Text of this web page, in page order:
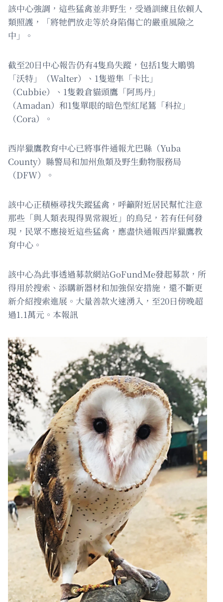
該中心強調，這些猛禽並非野生，受過訓練且依賴人
類照護，「將牠們放走等於身陷傷亡的嚴重風險之
中」。
截至20日中心報告仍有4隻鳥失蹤，包括1隻大鵰鴞
「沃特」（Walter）、1隻遊隼「卡比」
（Cubbie）、1隻穀倉貓頭鷹「阿馬丹」
（Amadan）和1隻單眼的暗色型紅尾鵟「科拉」
（Cora）。
西岸獵鷹教育中心已將事件通報尤巴縣（Yuba
County）縣警局和加州魚類及野生動物服務局
（DFW）。
該中心正積極尋找失蹤猛禽，呼籲附近居民幫忙注意
那些「與人類表現得異常親近」的鳥兒，若有任何發
現，民眾不應接近這些猛禽，應盡快通報西岸獵鷹教
育中心。
該中心為此事透過募款網站GoFundMe發起募款，所
得用於搜索、添購新器材和加強保安措施，還不斷更
新介紹搜索進展。大量善款火速湧入，至20日傍晚超
過1.1萬元。本報訊